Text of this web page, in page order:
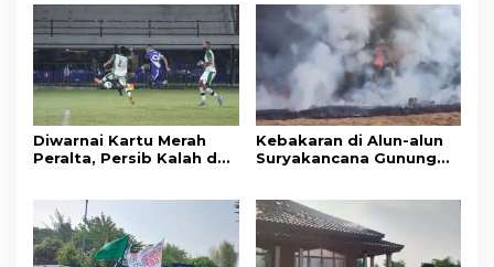
Diwarnai Kartu Merah
Peralta, Persib Kalah dari
Kebakaran di Alun-alun
Suryakancana Gunung
Masih Bersiaga